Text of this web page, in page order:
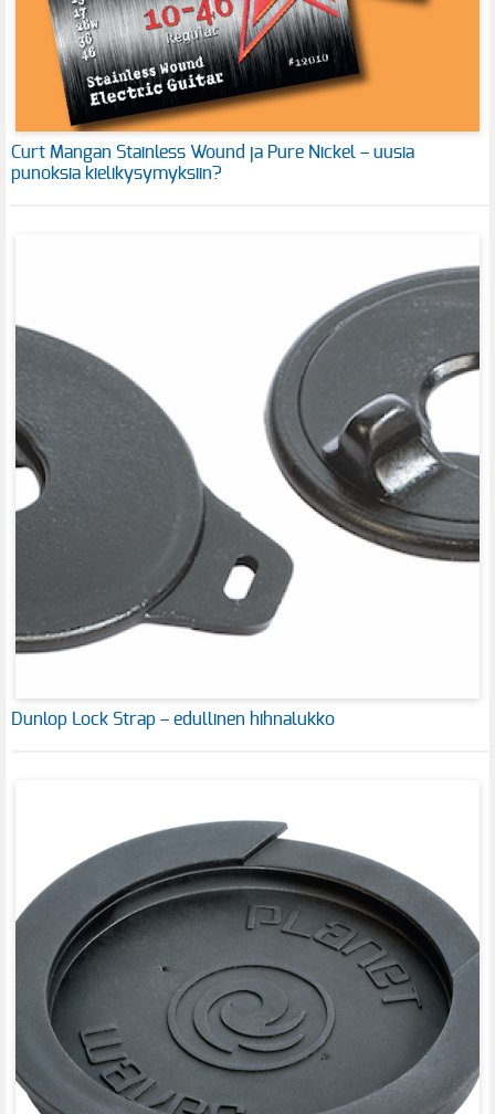
Curt Mangan Stainless Wound ja Pure Nickel – uusia
punoksia kielikysymyksiin?
Dunlop Lock Strap – edullinen hihnalukko